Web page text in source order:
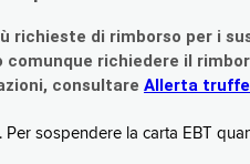
richieste di rimborso per i
comunque richiedere il
consultare Allerta truffe
Per sospendere la carta EBT